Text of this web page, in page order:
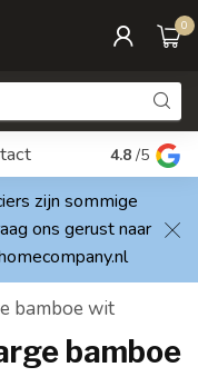
0
Elke dag
4.8 /5
zijn sommige
ons gerust naar
bamboe wit
bamboe